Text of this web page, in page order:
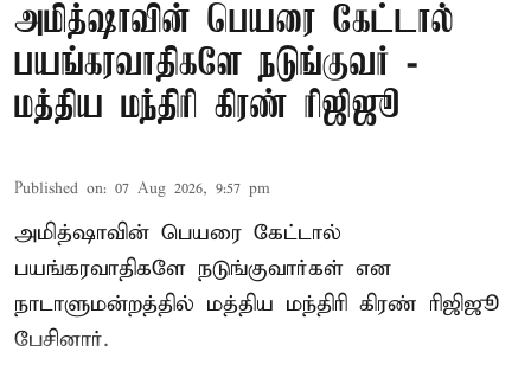
அமித்ஷாவின் பெயரை கேட்டால்
பயங்கரவாதிகளே நடுங்குவர் -
மத்திய மந்திரி கிரண் ரிஜிஜூ
Published on: 07 Aug 2026, 9:57 pm
அமித்ஷாவின் பெயரை கேட்டால்
பயங்கரவாதிகளே நடுங்குவார்கள் என
நாடாளுமன்றத்தில் மத்திய மந்திரி கிரண் ரிஜிஜூ
பேசினார்.